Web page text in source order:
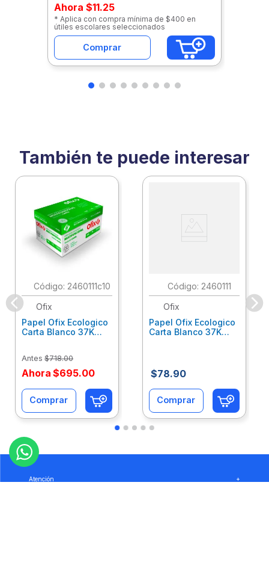
Ahora $11.25
* Aplica con compra mínima de $400 en
útiles escolares seleccionados
Comprar
También te puede interesar
: 2460111c10
Ofix
Papel Ofix Ecologico
Carta Blanco 37K
Antes $718.00
Ahora $695.00
Comprar
: 2460111
Ofix
Papel Ofix Ecologico
Carta Blanco 37K
$78.90
Comprar
Atención
+